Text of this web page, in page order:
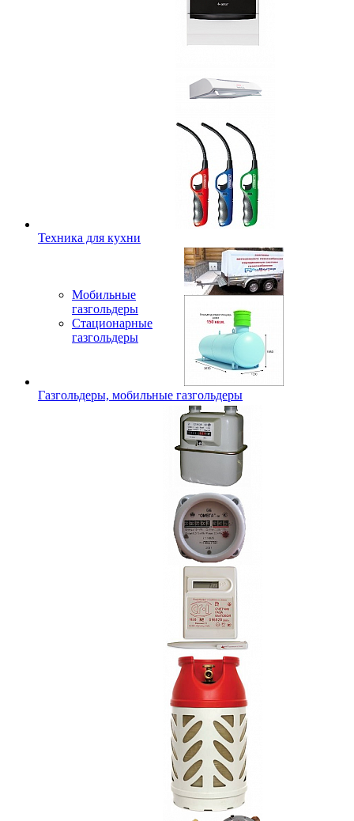
Техника для кухни
Мобильные
газгольдеры
Стационарные
газгольдеры
Газгольдеры, мобильные газгольдеры